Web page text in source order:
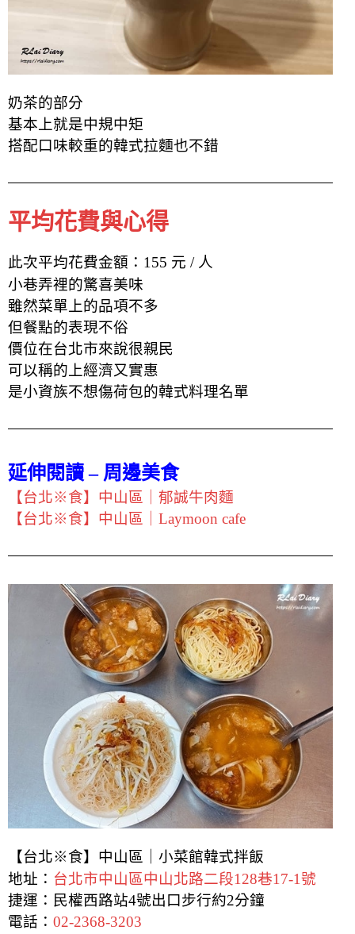
奶茶的部分
基本上就是中規中矩
搭配口味較重的韓式拉麵也不錯
平均花費與心得
此次平均花費金額：155 元 / 人
小巷弄裡的驚喜美味
雖然菜單上的品項不多
但餐點的表現不俗
價位在台北市來說很親民
可以稱的上經濟又實惠
是小資族不想傷荷包的韓式料理名單
延伸閱讀 – 周邊美食
【台北※食】中山區｜郁誠牛肉麵
【台北※食】中山區｜Laymoon cafe
【台北※食】中山區｜小菜館韓式拌飯
地址： 台北市中山區中山北路二段128巷17-1號
捷運：民權西路站4號出口步行約2分鐘
電話： 02-2368-3203